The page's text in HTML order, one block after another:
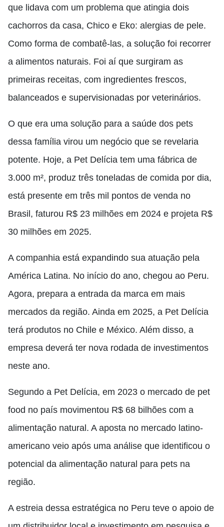
que lidava com um problema que atingia dois
cachorros da casa, Chico e Eko: alergias de pele.
Como forma de combatê-las, a solução foi recorrer
a alimentos naturais. Foi aí que surgiram as
primeiras receitas, com ingredientes frescos,
balanceados e supervisionadas por veterinários.
O que era uma solução para a saúde dos pets
dessa família virou um negócio que se revelaria
potente. Hoje, a Pet Delícia tem uma fábrica de
3.000 m², produz três toneladas de comida por dia,
está presente em três mil pontos de venda no
Brasil, faturou R$ 23 milhões em 2024 e projeta R$
30 milhões em 2025.
A companhia está expandindo sua atuação pela
América Latina. No início do ano, chegou ao Peru.
Agora, prepara a entrada da marca em mais
mercados da região. Ainda em 2025, a Pet Delícia
terá produtos no Chile e México. Além disso, a
empresa deverá ter nova rodada de investimentos
neste ano.
Segundo a Pet Delícia, em 2023 o mercado de pet
food no país movimentou R$ 68 bilhões com a
alimentação natural. A aposta no mercado latino-
americano veio após uma análise que identificou o
potencial da alimentação natural para pets na
região.
A estreia dessa estratégica no Peru teve o apoio de